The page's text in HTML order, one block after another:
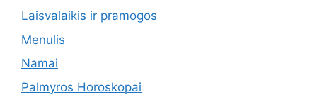
Laisvalaikis ir pramogos
Menulis
Namai
Palmyros Horoskopai